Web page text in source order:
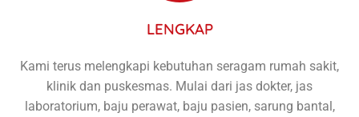
LENGKAP
Kami terus melengkapi kebutuhan seragam rumah sakit,
klinik dan puskesmas. Mulai dari jas dokter, jas
laboratorium, baju perawat, baju pasien, sarung bantal,